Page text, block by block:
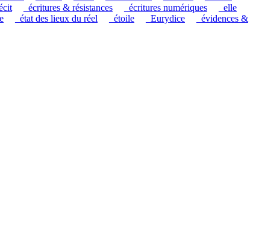
_écritures & résistances _écritures numériques
_elle
_état des lieux du réel _étoile _Eurydice
_évidences &